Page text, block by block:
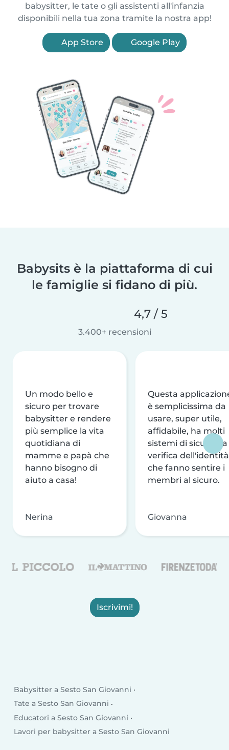
babysitter, le tate o gli assistenti all'infanzia
disponibili nella tua zona tramite la nostra app!
App Store Google Play
Babysits è la piattaforma di cui
le famiglie si fidano di più.
4,7 / 5
3.400+ recensioni
Un modo bello e
sicuro per trovare
babysitter e rendere
più semplice la vita
quotidiana di
mamme e papà che
hanno bisogno di
aiuto a casa!
Nerina
Questa
è semplicissima da
usare, super utile,
affidabile, ha molti
sistemi di sicurezza
verifica dell'identità
che fanno sentire i
membri al sicuro.
Giovanna
Iscrivimi!
Babysitter a Sesto San Giovanni
Tate a Sesto San Giovanni
Educatori a Sesto San Giovanni
Lavori per babysitter a Sesto San Giovanni